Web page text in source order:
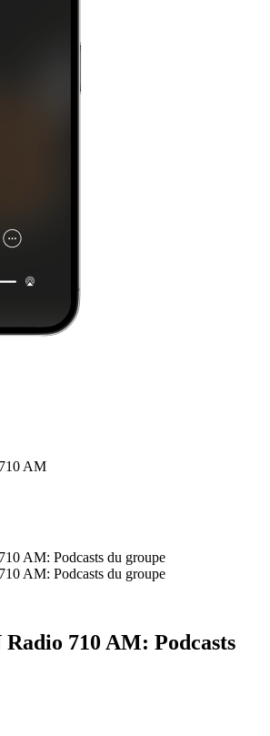
AM
AM: Podcasts du groupe
AM: Podcasts du groupe
710 AM: Podcasts